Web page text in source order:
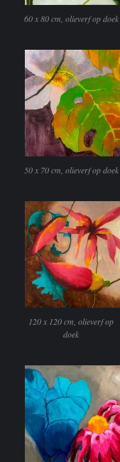
60 x 80 cm, olieverf op doek
50 x 70 cm, olieverf op doek
120 x 120 cm, olieverf op
doek